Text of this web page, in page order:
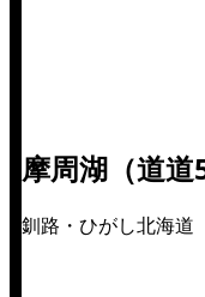
摩周湖（道道
釧路・ひがし北海道